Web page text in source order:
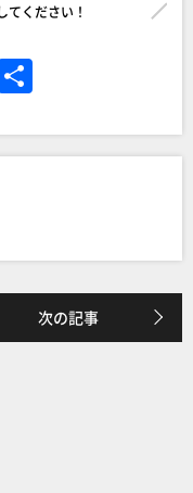
てください！
次の記事